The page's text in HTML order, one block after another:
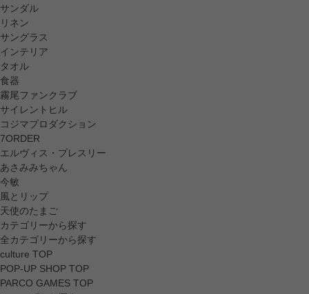
サンダル
リネン
サングラス
インテリア
タオル
食器
霧尾ファンクラブ
サイレントヒル
コジマプロダクション
7ORDER
エルヴィス・プレスリー
あさみみちゃん
今敏
風とリップ
天使のたまご
カテゴリーから探す
全カテゴリーから探す
culture TOP
POP-UP SHOP TOP
PARCO GAMES TOP